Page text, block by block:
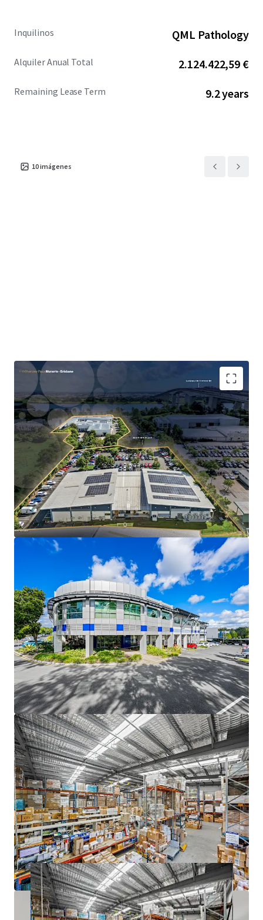
Inquilinos QML Pathology
Alquiler Anual Total 2.124.422,59 €
Remaining Lease Term 9.2 years
10imágenes
Long WALE of 9.2 years to QML Pathology, a
subsidiary of Healius Limited.
Mid-term market review in December 2030 (5% cap
and collar).
Substantial 2.38-hectare infill freehold landholding
with 264m combined street frontage across
Riverview Place and Metroplex Avenue.
The facility operates as QML Pathology’s
Queensland head office and central reference
laboratory, an operationally critical asset that
drives longterm tenant retention and sticky tenure.
Strategically positioned within Brisbane's eastern
corridor with direct Gateway Motorway (M1) access
just 2km from the site.
Expansion rights embedded in the lease, providing
value-add potential in a severely supply-
constrained market.
The Core Life Science Portfolio is being offered for sale
Individually or In-One-Line via an Expressions of Interest
Campaign closing at 3:00 PM (AEST) Thursday, 25th June
2026. For a copy of the information memorandum or to
arrange an inspection, please contact the appointed sales
agents at JLL and CBRE.